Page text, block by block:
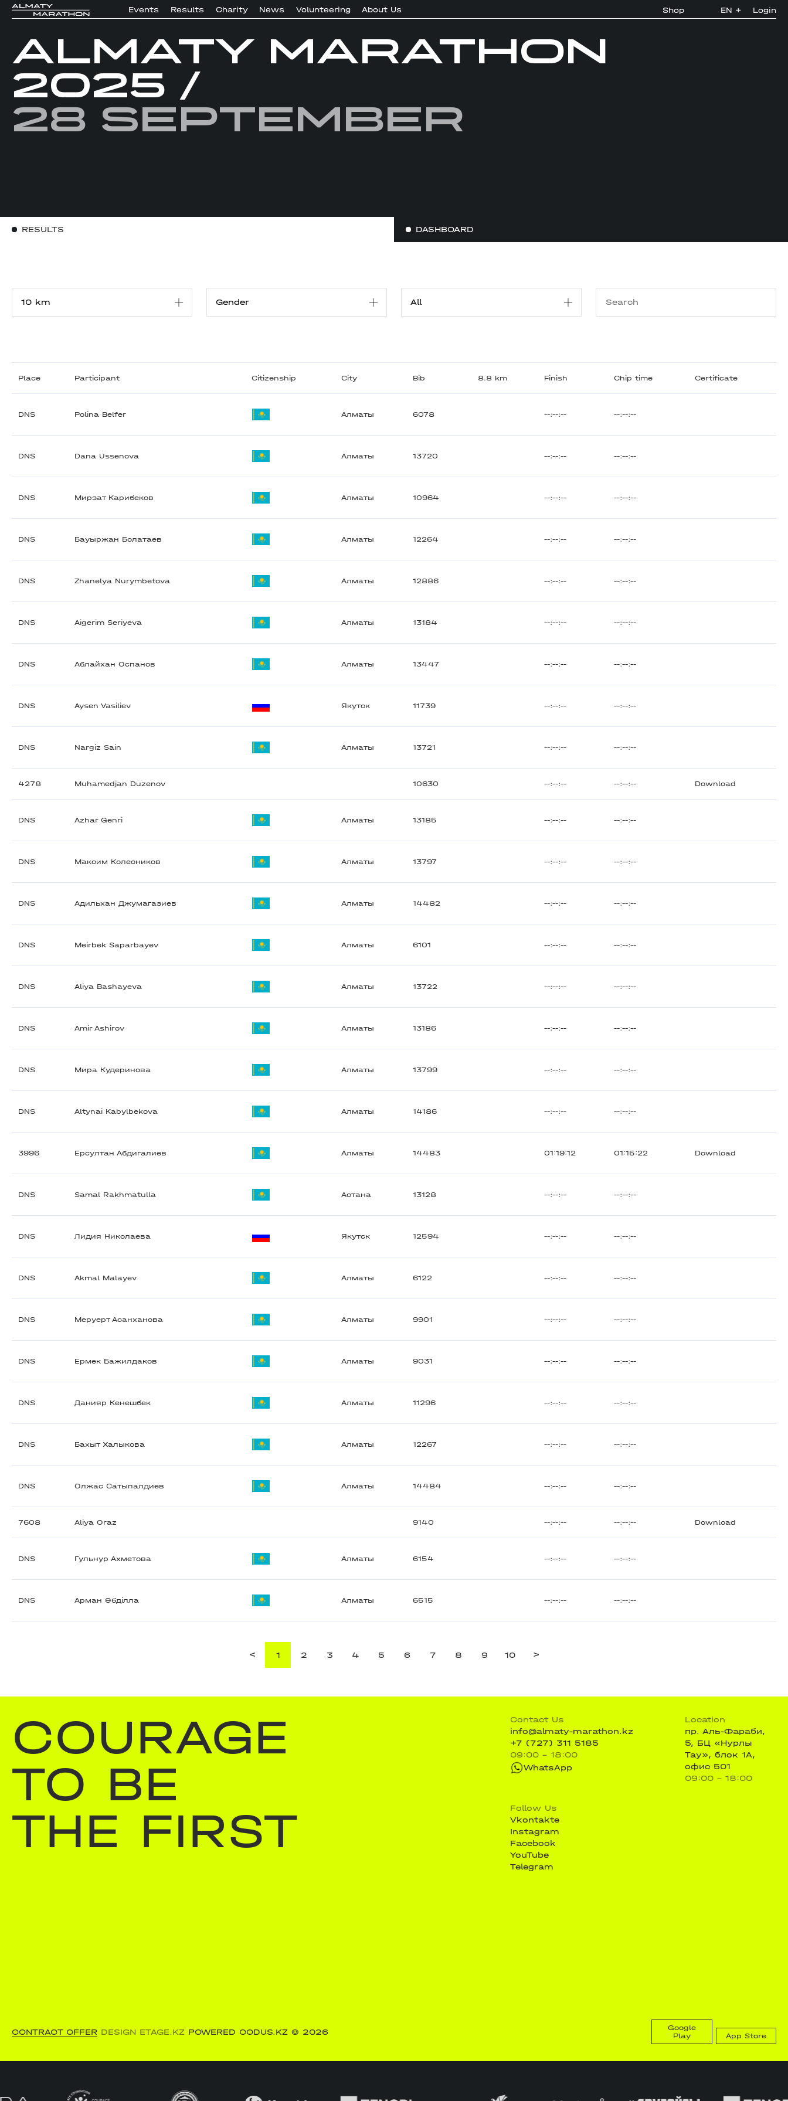
Events Results Charity News Volunteering About Us Shop EN + Login
ALMATY MARATHON
2025 /
28 September
RESULTS DASHBOARD
Place Participant Citizenship City Bib 8.8 km Finish Chip time Certificate
DNS Polina Belfer Алматы 6078 --:--:-- --:--:--
DNS Dana Ussenova Алматы 13720 --:--:-- --:--:--
DNS Мирзат Карибеков Алматы 10964 --:--:-- --:--:--
DNS Бауыржан Болатаев Алматы 12264 --:--:-- --:--:--
DNS Zhanelya Nurymbetova Алматы 12886 --:--:-- --:--:--
DNS Aigerim Seriyeva Алматы 13184 --:--:-- --:--:--
DNS Аблайхан Оспанов Алматы 13447 --:--:-- --:--:--
DNS Aysen Vasiliev Якутск 11739 --:--:-- --:--:--
DNS Nargiz Sain Алматы 13721 --:--:-- --:--:--
4278 Muhamedjan Duzenov 10630 --:--:-- --:--:-- Download
DNS Azhar Genri Алматы 13185 --:--:-- --:--:--
DNS Максим Колесников Алматы 13797 --:--:-- --:--:--
DNS Адильхан Джумагазиев Алматы 14482 --:--:-- --:--:--
DNS Meirbek Saparbayev Алматы 6101 --:--:-- --:--:--
DNS Aliya Bashayeva Алматы 13722 --:--:-- --:--:--
DNS Amir Ashirov Алматы 13186 --:--:-- --:--:--
DNS Мира Кудеринова Алматы 13799 --:--:-- --:--:--
DNS Altynai Kabylbekova Алматы 14186 --:--:-- --:--:--
3996 Ерсултан Абдигалиев Алматы 14483 01:19:12 01:15:22 Download
DNS Samal Rakhmatulla Астана 13128 --:--:-- --:--:--
DNS Лидия Николаева Якутск 12594 --:--:-- --:--:--
DNS Akmal Malayev Алматы 6122 --:--:-- --:--:--
DNS Меруерт Асанханова Алматы 9901 --:--:-- --:--:--
DNS Ермек Бажилдаков Алматы 9031 --:--:-- --:--:--
DNS Данияр Кенешбек Алматы 11296 --:--:-- --:--:--
DNS Бахыт Халыкова Алматы 12267 --:--:-- --:--:--
DNS Олжас Сатыпалдиев Алматы 14484 --:--:-- --:--:--
7608 Aliya Oraz 9140 --:--:-- --:--:-- Download
DNS Гульнур Ахметова Алматы 6154 --:--:-- --:--:--
DNS Арман Әбділла Алматы 6515 --:--:-- --:--:--
< 1 2 3 4 5 6 7 8 9 10 >
COURAGE
TO BE
THE FIRST
Contact Us
info@almaty-marathon.kz
+7 (727) 311 5185
09:00 - 18:00
WhatsApp
Location
пр. Аль-Фараби,
5, БЦ «Нурлы
Тау», блок 1А,
офис 501
09:00 - 18:00
Follow Us
Vkontakte
Instagram
Facebook
YouTube
Telegram
CONTRACT OFFER DESIGN ETAGE.KZ POWERED CODUS.KZ © 2026
Google
Play
App Store